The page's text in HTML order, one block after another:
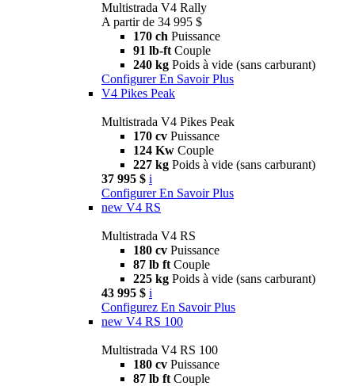
Multistrada V4 Rally
A partir de 34 995 $
170 ch Puissance
91 lb-ft Couple
240 kg Poids à vide (sans carburant)
Configurer En Savoir Plus
V4 Pikes Peak
Multistrada V4 Pikes Peak
170 cv Puissance
124 Kw Couple
227 kg Poids à vide (sans carburant)
37 995 $ i
Configurer En Savoir Plus
new V4 RS
Multistrada V4 RS
180 cv Puissance
87 lb ft Couple
225 kg Poids à vide (sans carburant)
43 995 $ i
Configurez En Savoir Plus
new V4 RS 100
Multistrada V4 RS 100
180 cv Puissance
87 lb ft Couple